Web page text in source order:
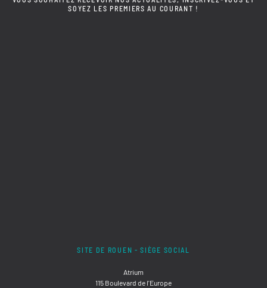
SOYEZ LES PREMIERS AU COURANT !
SITE DE ROUEN - SIÈGE SOCIAL
Atrium
115 Boulevard de l'Europe